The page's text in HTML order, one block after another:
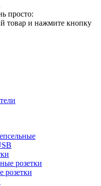
просто:
товар и нажмите кнопку
розетки
розетки